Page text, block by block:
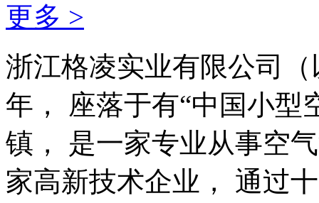
更多 >
浙江格凌实业有限公司
年， 座落于有“中国小型
镇， 是一家专业从事空
家高新技术企业， 通过